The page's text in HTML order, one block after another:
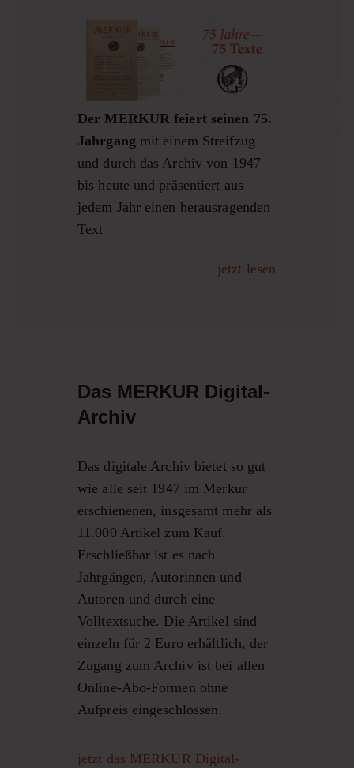
Der MERKUR feiert seinen 75.
Jahrgang mit einem Streifzug
und durch das Archiv von 1947
bis heute und präsentiert aus
jedem Jahr einen herausragenden
Text
jetzt lesen
Das MERKUR Digital-
Archiv
Das digitale Archiv bietet so gut
wie alle seit 1947 im Merkur
erschienenen, insgesamt mehr als
11.000 Artikel zum Kauf.
Erschließbar ist es nach
Jahrgängen, Autorinnen und
Autoren und durch eine
Volltextsuche. Die Artikel sind
einzeln für 2 Euro erhältlich, der
Zugang zum Archiv ist bei allen
Online-Abo-Formen ohne
Aufpreis eingeschlossen.
jetzt das MERKUR Digital-